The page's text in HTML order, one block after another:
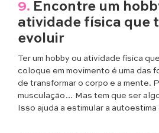
9. Encontre um
atividade física que
evoluir
Ter um hobby ou atividade física
coloque em movimento é uma das
de transformar o corpo e a mente.
musculação… Mas tem que ser
Isso ajuda a estimular a autoestima